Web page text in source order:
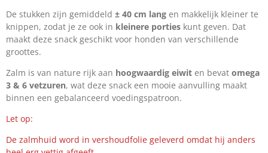
De stukken zijn gemiddeld ± 40 cm lang en makkelijk kleiner te
knippen, zodat je ze ook in kleinere porties kunt geven. Dat
maakt deze snack geschikt voor honden van verschillende
groottes.
Zalm is van nature rijk aan hoogwaardig eiwit en bevat omega
3 & 6 vetzuren, wat deze snack een mooie aanvulling maakt
binnen een gebalanceerd voedingspatroon.
Let op:
De zalmhuid word in vershoudfolie geleverd omdat hij anders